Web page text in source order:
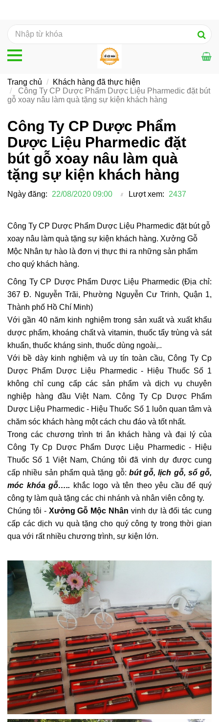
Công Ty CP Dược Phẩm
Dược Liệu Pharmedic đặt
bút gỗ xoay nâu làm quà
tặng sự kiện khách hàng
Ngày đăng: 22/08/2020 09:00 Lượt xem: 2437
Công Ty CP Dược Phẩm Dược Liệu Pharmedic đặt bút gỗ
xoay nâu làm quà tặng sự kiện khách hàng. Xưởng Gỗ
Mộc Nhân tự hào là đơn vị thực thi ra những sản phẩm
cho quý khách hàng.
Công Ty CP Dược Phẩm Dược Liệu Pharmedic (Địa chỉ:
367 Đ. Nguyễn Trãi, Phường Nguyễn Cư Trinh, Quận 1,
Thành phố Hồ Chí Minh)
Với gần 40 năm kinh nghiệm trong sản xuất và xuất khẩu
dược phẩm, khoáng chất và vitamin, thuốc tẩy trùng và sát
khuẩn, thuốc kháng sinh, thuốc dùng ngoài,..
Với bề dày kinh nghiệm và uy tín toàn cầu, Công Ty Cp
Dược Phẩm Dược Liệu Pharmedic - Hiệu Thuốc Số 1
không chỉ cung cấp các sản phẩm và dịch vụ chuyên
nghiệp hàng đầu Việt Nam. Công Ty Cp Dược Phẩm
Dược Liệu Pharmedic - Hiệu Thuốc Số 1 luôn quan tâm và
chăm sóc khách hàng một cách chu đáo và tốt nhất.
Trong các chương trình tri ân khách hàng và đại lý của
Công Ty Cp Dược Phẩm Dược Liệu Pharmedic - Hiệu
Thuốc Số 1 Việt Nam, Chúng tôi đã vinh dự được cung
cấp nhiều sản phẩm quà tặng gỗ: bút gỗ, lịch gỗ, sổ gỗ,
móc khóa gỗ….. khắc logo và tên theo yêu cầu để quý
công ty làm quà tặng các chi nhánh và nhân viên công ty.
Chúng tôi - Xưởng Gỗ Mộc Nhân vinh dự là đối tác cung
cấp các dịch vụ quà tặng cho quý công ty trong thời gian
qua với rất nhiều chương trình, sự kiện lớn.
Trang chủ
Khách hàng đã thực hiện
Công Ty CP Dược Phẩm Dược Liệu Pharmedic đặt bút
gỗ xoay nâu làm quà tặng sự kiện khách hàng